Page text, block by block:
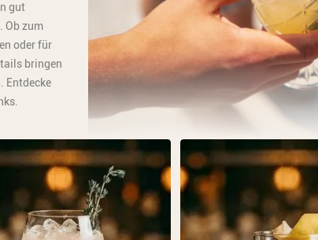
gut
Ob zum
oder für
bringen
Entdecke